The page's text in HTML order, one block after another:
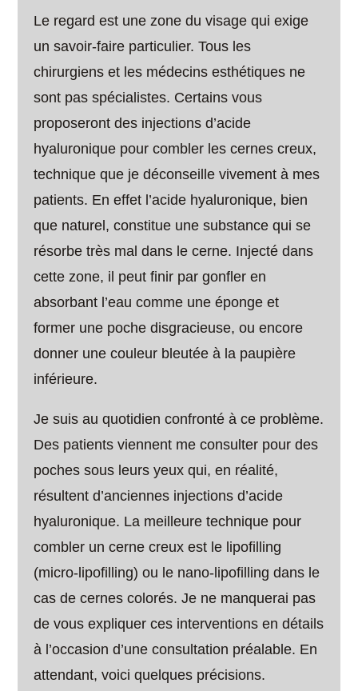
Le regard est une zone du visage qui exige
un savoir-faire particulier. Tous les
chirurgiens et les médecins esthétiques ne
sont pas spécialistes. Certains vous
proposeront des injections d’acide
hyaluronique pour combler les cernes creux,
technique que je déconseille vivement à mes
patients. En effet l’acide hyaluronique, bien
que naturel, constitue une substance qui se
résorbe très mal dans le cerne. Injecté dans
cette zone, il peut finir par gonfler en
absorbant l’eau comme une éponge et
former une poche disgracieuse, ou encore
donner une couleur bleutée à la paupière
inférieure.
Je suis au quotidien confronté à ce problème.
Des patients viennent me consulter pour des
poches sous leurs yeux qui, en réalité,
résultent d’anciennes injections d’acide
hyaluronique. La meilleure technique pour
combler un cerne creux est le lipofilling
(micro-lipofilling) ou le nano-lipofilling dans le
cas de cernes colorés. Je ne manquerai pas
de vous expliquer ces interventions en détails
à l’occasion d’une consultation préalable. En
attendant, voici quelques précisions.